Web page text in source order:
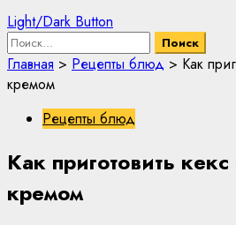
Light/Dark Button
Найти:
Главная > Рецепты блюд > Как
кремом
Рецепты блюд
Как приготовить
кремом